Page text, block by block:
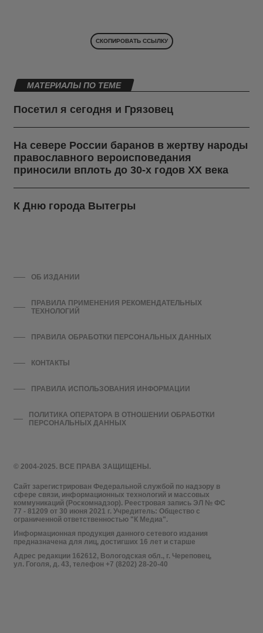
СКОПИРОВАТЬ ССЫЛКУ
МАТЕРИАЛЫ ПО ТЕМЕ
Посетил я сегодня и Грязовец
На севере России баранов в жертву народы
православного вероисповедания
приносили вплоть до 30-х годов ХХ века
К Дню города Вытегры
© 2004-2025. ВСЕ ПРАВА ЗАЩИЩЕНЫ.
Сайт зарегистрирован Федеральной службой по надзору в
сфере связи, информационных технологий и массовых
коммуникаций (Роскомнадзор). Реестровая запись ЭЛ № ФС
77 - 81209 от 30 июня 2021 г. Учредитель: Общество с
ограниченной ответственностью "К Медиа".
Информационная продукция данного сетевого издания
предназначена для лиц, достигших 16 лет и старше
Адрес редакции 162612, Вологодская обл., г. Череповец,
ул. Гоголя, д. 43, телефон +7 (8202) 28-20-40
ОБ ИЗДАНИИ
ПРАВИЛА ПРИМЕНЕНИЯ РЕКОМЕНДАТЕЛЬНЫХ
ТЕХНОЛОГИЙ
ПРАВИЛА ОБРАБОТКИ ПЕРСОНАЛЬНЫХ ДАННЫХ
КОНТАКТЫ
ПРАВИЛА ИСПОЛЬЗОВАНИЯ ИНФОРМАЦИИ
ПОЛИТИКА ОПЕРАТОРА В ОТНОШЕНИИ ОБРАБОТКИ
ПЕРСОНАЛЬНЫХ ДАННЫХ